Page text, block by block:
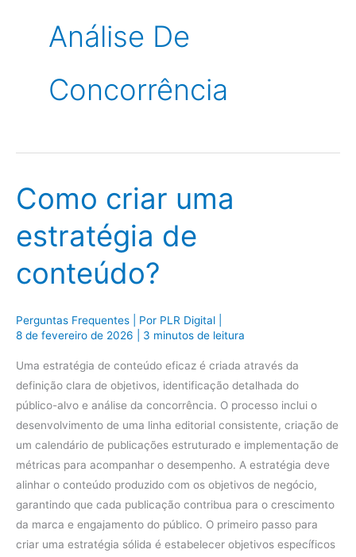
Análise De
Concorrência
Como criar uma
estratégia de
conteúdo?
Perguntas Frequentes | Por PLR Digital
8 de fevereiro de 2026
3 minutos de leitura
Uma estratégia de conteúdo eficaz é criada através da
definição clara de objetivos, identificação detalhada do
público-alvo e análise da concorrência. O processo inclui o
desenvolvimento de uma linha editorial consistente, criação de
um calendário de publicações estruturado e implementação de
métricas para acompanhar o desempenho. A estratégia deve
alinhar o conteúdo produzido com os objetivos de negócio,
garantindo que cada publicação contribua para o crescimento
da marca e engajamento do público. O primeiro passo para
criar uma estratégia sólida é estabelecer objetivos específicos